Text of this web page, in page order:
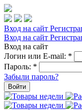
Вход на сайт
Вход на сайт
Вход на сайт
Логин или E-mail: *
Пароль: *
Забыли пароль?
Войти